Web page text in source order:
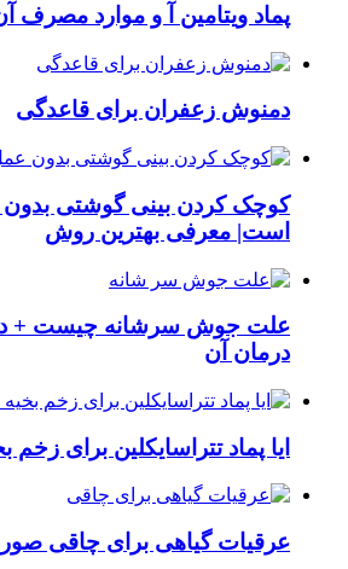
پماد ویتامین آ و موارد مصرف
دمنوش زعفران برای قاعدگی
کوچک کردن بینی گوشتی
است| معرفی بهترین روش
علت جوش سرشانه چیست +
درمان آن
ایا پماد تتراسایکلین برای
عرقیات گیاهی برای چاقی